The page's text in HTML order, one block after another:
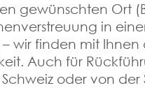
gewünschten Ort
in
– wir finden mit Ihnen
Auch für
oder von der